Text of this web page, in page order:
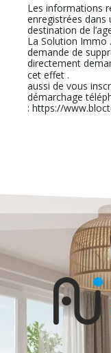
Les informations
enregistrées dans
destination de
La Solution Immo
demande de
directement
cet effet .
En
aussi de vous
démarchage
: https://